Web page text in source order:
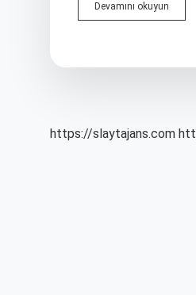
Devamını okuyun
Lü
https://slaytajans.com